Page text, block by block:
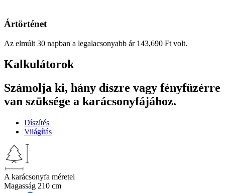
Ártörténet
Az elmúlt 30 napban a legalacsonyabb ár 143,690 Ft volt.
Kalkulátorok
Számolja ki, hány díszre vagy fényfüzérre
van szüksége a karácsonyfájához.
Díszítés
Világítás
A karácsonyfa méretei
Magasság 210 cm